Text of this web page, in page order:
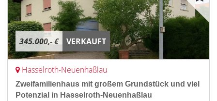
345.000,- € VERKAUFT
Hasselroth-Neuenhaßlau
Zweifamilienhaus mit großem Grundstück und viel
Potenzial in Hasselroth-Neuenhaßlau